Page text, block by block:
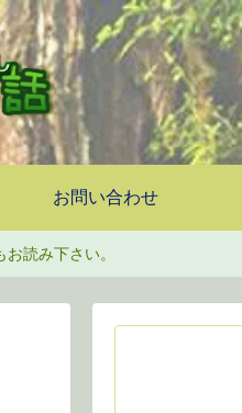
お問い合わせ
読み下さい。